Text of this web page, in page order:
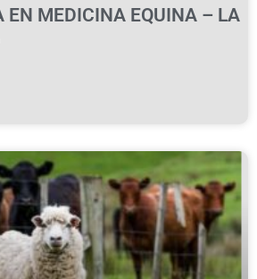
EN MEDICINA EQUINA – LA